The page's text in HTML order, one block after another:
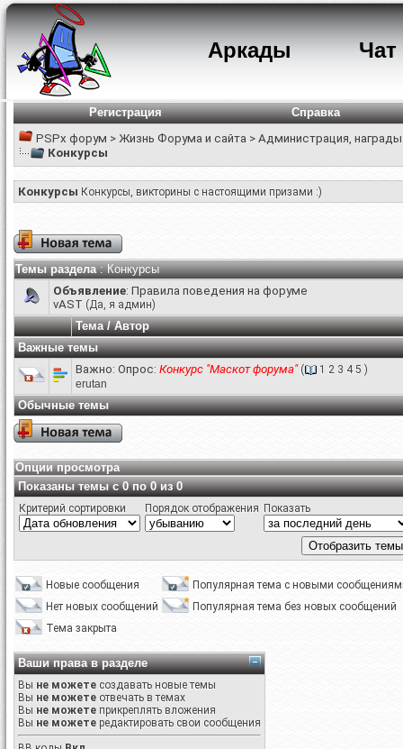
Аркады Чат
Регистрация
Справка
PSPx форум > Жизнь Форума и сайта > Администрация,
Конкурсы
Конкурсы Конкурсы, викторины с настоящими призами :)
Темы раздела: Конкурсы
Объявление: Правила поведения на форуме
vAST (Да, я админ)
Тема/Автор
Важные темы
Важно: Опрос: Конкурс "Маскот форума" ( 1 2 3 4 5 )
erutan
Обычные темы
Опции просмотра
Показаны темы с 0 по 0 из 0
Критерий сортировки Порядок отображения Показать
Новые сообщения
Популярная тема с новыми
Нет новых сообщений
Популярная тема без новых сообщений
Тема закрыта
Ваши права в разделе
Вы не можете создавать новые темы
Вы не можете отвечать в темах
Вы не можете прикреплять вложения
Вы не можете редактировать свои сообщения